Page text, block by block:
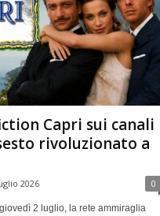
Capri sui canali
rivoluzionato a
2026 0
2 luglio, la rete ammiraglia